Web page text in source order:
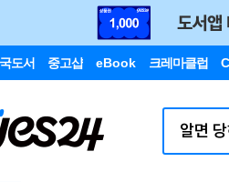
도서 중고샵 eBook 크레마클럽